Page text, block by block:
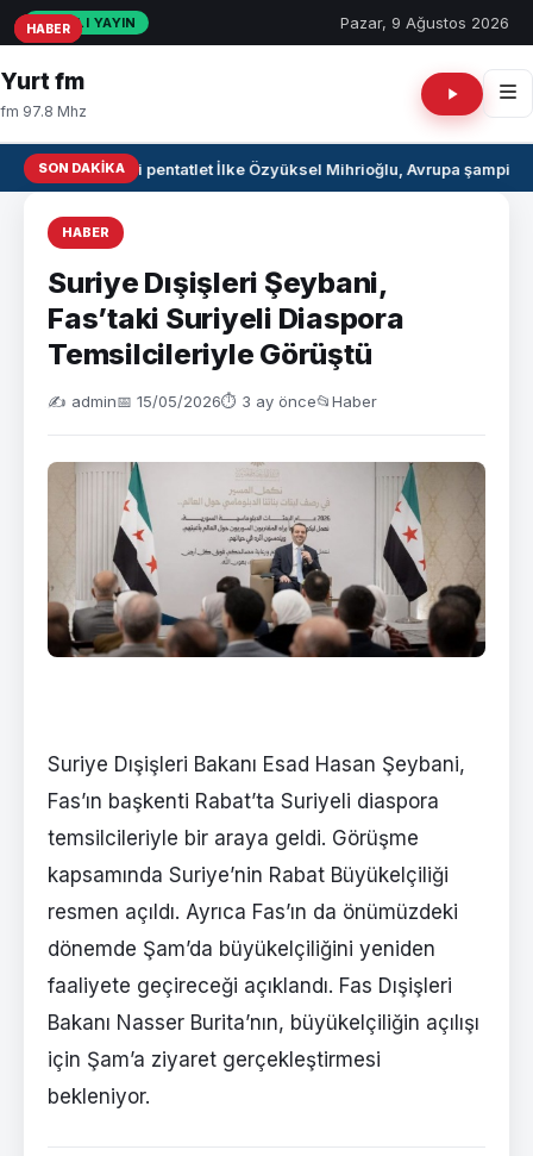
CANLI YAYIN Pazar, 9 Ağustos 2026
Yurt fm
fm 97.8 Mhz
SON DAKIKAMilli pentatlet İlke Özyüksel Mihrioğlu, Avrupa
HABER
Suriye Dışişleri Şeybani,
Fas’taki Suriyeli Diaspora
Temsilcileriyle Görüştü
✍️ admin📅 15/05/2026⏱ 3 ay önce📂Haber
Suriye Dışişleri Bakanı Esad Hasan Şeybani,
Fas’ın başkenti Rabat’ta Suriyeli diaspora
temsilcileriyle bir araya geldi. Görüşme
kapsamında Suriye’nin Rabat Büyükelçiliği
resmen açıldı. Ayrıca Fas’ın da önümüzdeki
dönemde Şam’da büyükelçiliğini yeniden
faaliyete geçireceği açıklandı. Fas Dışişleri
Bakanı Nasser Burita’nın, büyükelçiliğin açılışı
için Şam’a ziyaret gerçekleştirmesi
bekleniyor.
HABER
HABER
HABER